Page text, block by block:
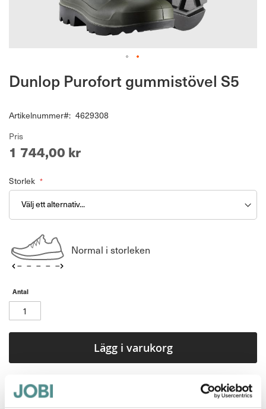
Dunlop Purofort gummistövel S5
Artikelnummer
4629308
Pris
1 744,00 kr
Storlek
Normal i storleken
Antal
Lägg i varukorg
Gummistövel med tåhätta och spiktrampskydd, bekväm i alla väder.
till
bildgalleriet